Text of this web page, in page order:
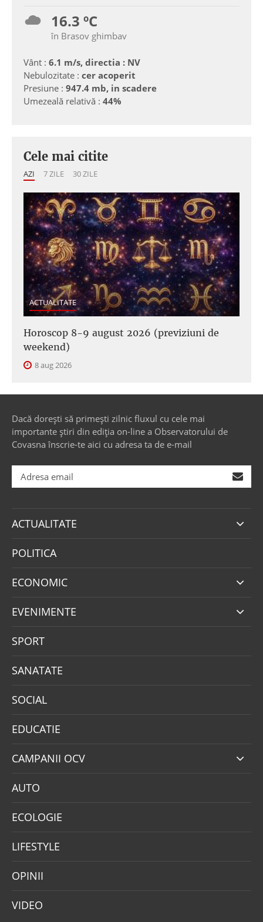
16.3 ºC
în Brasov ghimbav
Vânt : 6.1 m/s, directia : NV
Nebulozitate : cer acoperit
Presiune : 947.4 mb, in scadere
Umezeală relativă : 44%
Cele mai citite
AZI 7 ZILE 30 ZILE
ACTUALITATE
Horoscop 8-9 august 2026 (previziuni de
weekend)
8 aug 2026
Dacă dorești să primești zilnic fluxul cu cele mai
importante știri din ediția on-line a Observatorului de
Covasna înscrie-te aici cu adresa ta de e-mail
ACTUALITATE
POLITICA
ECONOMIC
EVENIMENTE
SPORT
SANATATE
SOCIAL
EDUCATIE
CAMPANII OCV
AUTO
ECOLOGIE
LIFESTYLE
OPINII
VIDEO